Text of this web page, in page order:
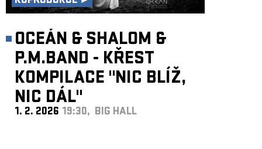
OCEÁN & SHALOM &
P.M.BAND - KŘEST
KOMPILACE "NIC BLÍŽ,
NIC DÁL"
1. 2. 2026 19:30, BIG HALL